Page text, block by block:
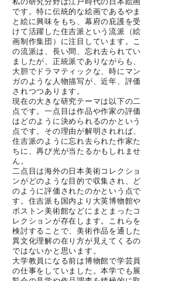
です。特に伝統的な絵画であるやま
と絵に興味をもち、幕府の庇護を受
けて活躍した住吉派という流派（絵
画制作集団）に注目しています。こ
の流派は、長い間、忘れ去られてい
ましたが、正統派でありながらも、
大胆でドラマティックな、時にマン
ガのような人物描写が、近年、評価
されつつあります。
現在の大きな研究テーマは以下の二
点です。一点目は作品や作家の評価
はどのように決められるのかという
点です。その理由が解明されれば、
住吉派のように忘れ去られた作家た
ちに、再び光が当たるかもしれませ
ん。
二点目は海外の日本美術コレクショ
ンがどのような目的で収集され、ど
のように評価されたのかという点で
す。住吉派も国内より大英博物館や
ボストン美術館などにまとまったコ
レクションが存在します。これらを
検討することで、美術作品を通した
異文化理解の在り方が見えてくるの
ではないかと思います。
大学教員になる前は博物館で学芸員
の仕事をしていました。本学でも展